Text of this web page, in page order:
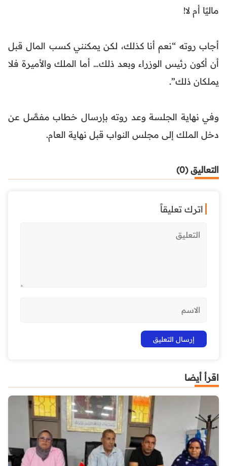
ماليًا أم لا!
أجاب روته “نعم أنا كذلك، لكن يمكنني كسب المال قبل
أن أكون رئيس الوزراء وبعد ذلك… أما الملك والأميرة فلا
يملكان ذلك”.
وفي نهاية الجلسة وعد روته بإرسال خطاب مفصَّل عن
دخل الملك إلى مجلس النواب قبل نهاية العام.
التعاليق (0)
اترك تعليقاً
اقرأ أيضا